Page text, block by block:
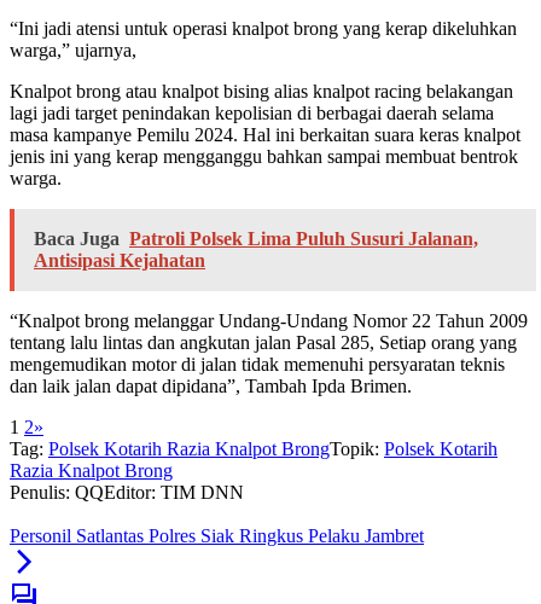
“Ini jadi atensi untuk operasi knalpot brong yang kerap dikeluhkan
warga,” ujarnya,
Knalpot brong atau knalpot bising alias knalpot racing belakangan
lagi jadi target penindakan kepolisian di berbagai daerah selama
masa kampanye Pemilu 2024. Hal ini berkaitan suara keras knalpot
jenis ini yang kerap mengganggu bahkan sampai membuat bentrok
warga.
Baca Juga Patroli Polsek Lima Puluh Susuri Jalanan,
Antisipasi Kejahatan
“Knalpot brong melanggar Undang-Undang Nomor 22 Tahun 2009
tentang lalu lintas dan angkutan jalan Pasal 285, Setiap orang yang
mengemudikan motor di jalan tidak memenuhi persyaratan teknis
dan laik jalan dapat dipidana”, Tambah Ipda Brimen.
1 2»
Tag: Polsek Kotarih Razia Knalpot BrongTopik: Polsek Kotarih
Razia Knalpot Brong
Penulis: QQEditor: TIM DNN
Personil Satlantas Polres Siak Ringkus Pelaku Jambret